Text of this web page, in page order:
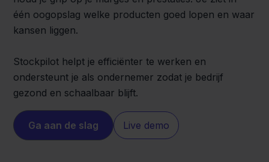
één oogopslag welke producten goed lopen en waar
kansen liggen.
Stockpilot helpt je efficiënter te werken en
ondersteunt je als ondernemer zodat je bedrijf
gezond en schaalbaar blijft.
Ga aan de slag Live demo